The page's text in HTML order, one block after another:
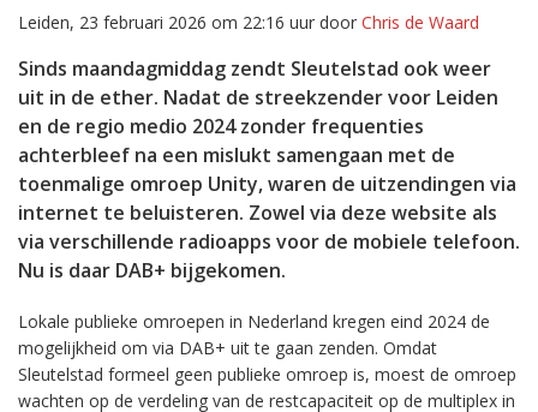
Leiden, 23 februari 2026 om 22:16 uur door Chris de Waard
Sinds maandagmiddag zendt Sleutelstad ook weer
uit in de ether. Nadat de streekzender voor Leiden
en de regio medio 2024 zonder frequenties
achterbleef na een mislukt samengaan met de
toenmalige omroep Unity, waren de uitzendingen via
internet te beluisteren. Zowel via deze website als
via verschillende radioapps voor de mobiele telefoon.
Nu is daar DAB+ bijgekomen.
Lokale publieke omroepen in Nederland kregen eind 2024 de
mogelijkheid om via DAB+ uit te gaan zenden. Omdat
Sleutelstad formeel geen publieke omroep is, moest de omroep
wachten op de verdeling van de restcapaciteit op de multiplex in